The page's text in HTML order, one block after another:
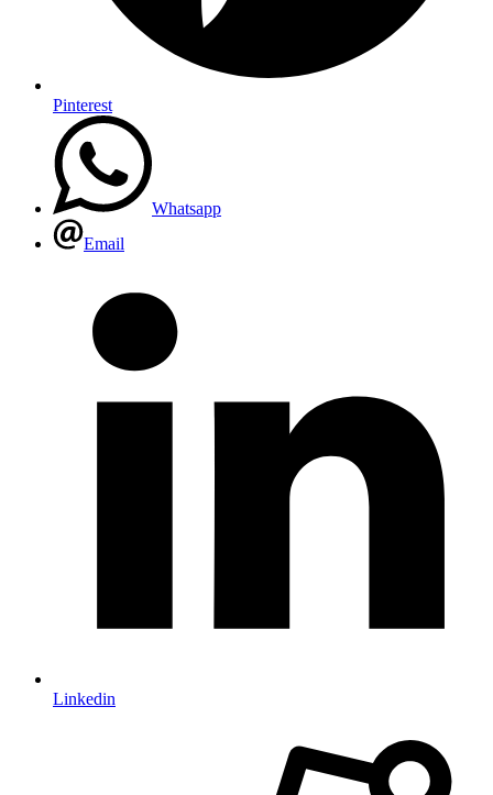
Pinterest
Whatsapp
Email
Linkedin